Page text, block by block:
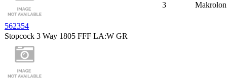
562354
3
Stopcock 3 Way 1805 FFF LA:W GR